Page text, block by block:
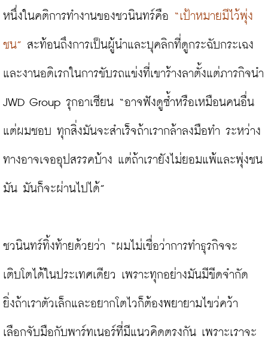
หนึ่งในคติการทำงานของชวนินทร์คือ “เป้าหมายมีไว้พุ่ง
ชน” สะท้อนถึงการเป็นผู้นำและบุคลิกที่ดูกระฉับกระเฉง
และงานอดิเรกในการขับรถแข่งที่เขาร้างลาตั้งแต่ภารกิจนำ
JWD Group รุกอาเซียน “อาจฟังดูซ้ำหรือเหมือนคนอื่น
แต่ผมชอบ ทุกสิ่งมันจะสำเร็จถ้าเรากล้าลงมือทำ ระหว่าง
ทางอาจเจออุปสรรคบ้าง แต่ถ้าเรายังไม่ยอมแพ้และพุ่งชน
มัน มันก็จะผ่านไปได้”
ชวนินทร์ทิ้งท้ายด้วยว่า “ผมไม่เชื่อว่าการทำธุรกิจจะ
เติบโตได้ในประเทศเดียว เพราะทุกอย่างมันมีขีดจำกัด
ยิ่งถ้าเราตัวเล็กและอยากโตไวก็ต้องพยายามไขว่คว้า
เลือกจับมือกับพาร์ทเนอร์ที่มีแนวคิดตรงกัน เพราะเราจะ